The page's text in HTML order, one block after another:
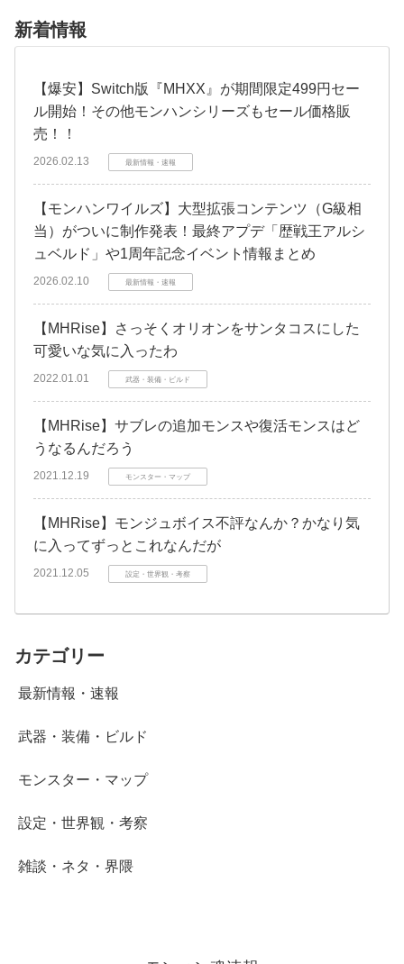
新着情報
【爆安】Switch版『MHXX』が期間限定499円セー
ル開始！その他モンハンシリーズもセール価格販
売！！
2026.02.13 最新情報・速報
【モンハンワイルズ】大型拡張コンテンツ（G級相
当）がついに制作発表！最終アプデ「歴戦王アルシ
ュベルド」や1周年記念イベント情報まとめ
2026.02.10 最新情報・速報
【MHRise】さっそくオリオンをサンタコスにした
可愛いな気に入ったわ
2022.01.01 武器・装備・ビルド
【MHRise】サブレの追加モンスや復活モンスはど
うなるんだろう
2021.12.19 モンスター・マップ
【MHRise】モンジュボイス不評なんか？かなり気
に入ってずっとこれなんだが
2021.12.05 設定・世界観・考察
カテゴリー
最新情報・速報
武器・装備・ビルド
モンスター・マップ
設定・世界観・考察
雑談・ネタ・界隈